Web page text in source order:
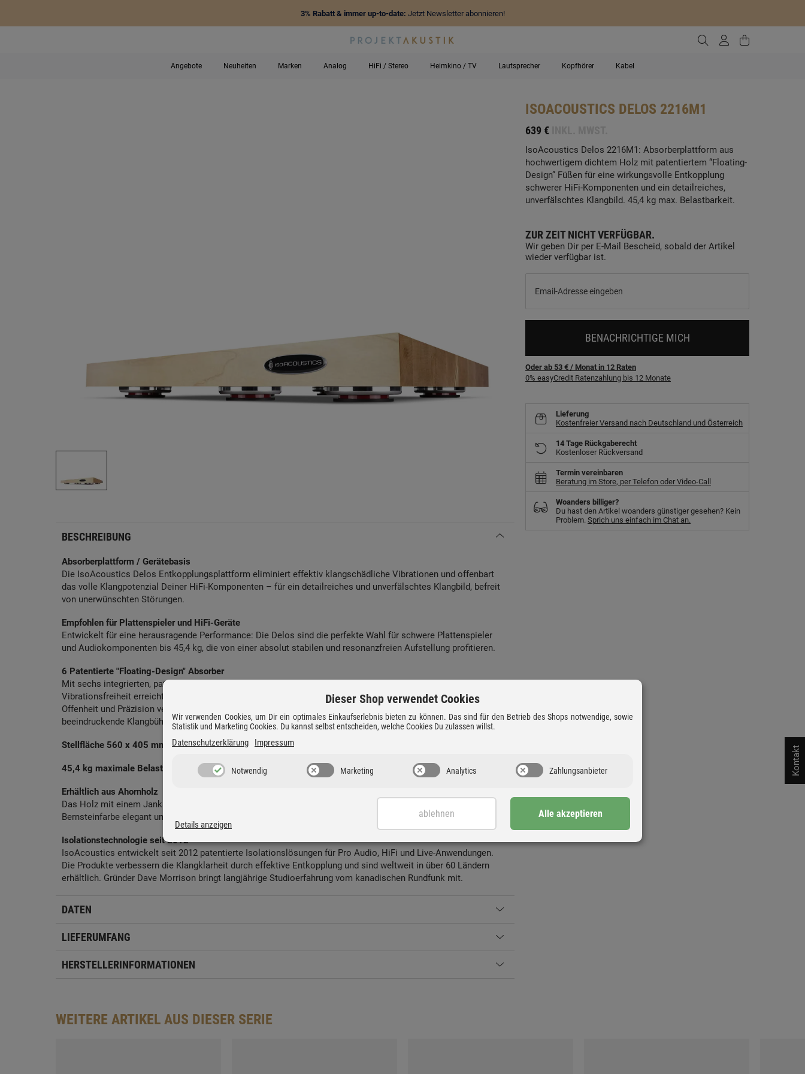
3% Rabatt & immer up-to-date: Jetzt Newsletter abonnieren!
Zur Suche gehen
ZumZum
Angebote Neuheiten Marken Analog HiFi / Stereo Heimkino / TV Lautsprecher Kopfhörer Kabel
BESCHREIBUNG
Absorberplattform / Gerätebasis
Die IsoAcoustics Delos Entkopplungsplattform eliminiert effektiv klangschädliche Vibrationen und offenbart
das volle Klangpotenzial Deiner HiFi-Komponenten – für ein detailreiches und unverfälschtes Klangbild, befreit
von unerwünschten Störungen.
Empfohlen für Plattenspieler und HiFi-Geräte
Entwickelt für eine herausragende Performance: Die Delos sind die perfekte Wahl für schwere Plattenspieler
und Audiokomponenten bis 45,4 kg, die von einer absolut stabilen und resonanzfreien Aufstellung profitieren.
6 Patentierte "Floating-Design" Absorber
Mit sechs integrierten, patentierten IsoAcoustics Absorbern wird ein außergewöhnliches Maß an
Vibrationsfreiheit erreicht. Nur der untere Isolator berührt den Boden, wodurch Vibrationen gezielt abgeleitet und
Offenheit und Präzision verbessert werden. Das Ergebnis? Eine deutlich hörbar bessere Klangreinheit und eine
beeindruckende Klangbühne.
Stellfläche 560 x 405 mm, Höhe 45 mm
45,4 kg maximale Belastbarkeit
Erhältlich aus Ahornholz
Das Holz mit einem Janka-Härtewert von 1450 ist extrem langlebig und integriert sich mit seiner hellen
Bernsteinfarbe elegant und zeitlos in Deinen Wohnraum.
Isolationstechnologie seit 2012
IsoAcoustics entwickelt seit 2012 patentierte Isolationslösungen für Pro Audio, HiFi und Live-Anwendungen.
Die Produkte verbessern die Klangklarheit durch effektive Entkopplung und sind weltweit in über 60 Ländern
erhältlich. Gründer Dave Morrison bringt langjährige Studioerfahrung vom kanadischen Rundfunk mit.
DATEN
LIEFERUMFANG
HERSTELLERINFORMATIONEN
ISOACOUSTICS DELOS 2216M1
639 €
IsoAcoustics Delos 2216M1: Absorberplattform aus
hochwertigem dichtem Holz mit patentiertem “Floating-
Design” Füßen für eine wirkungsvolle Entkopplung
schwerer HiFi-Komponenten und ein detailreiches,
unverfälschtes Klangbild. 45,4 kg max. Belastbarkeit.
ZUR ZEIT NICHT VERFÜGBAR.
Wir geben Dir per E-Mail Bescheid, sobald der Artikel
wieder verfügbar ist.
BENACHRICHTIGE MICH
Oder ab 53 € / Monat in 12 Raten
0% easyCredit Ratenzahlung bis 12 Monate
Lieferung
Kostenfreier Versand nach Deutschland und Österreich
14 Tage Rückgaberecht
Kostenloser Rückversand
Termin vereinbaren
Beratung im Store, per Telefon oder Video-Call
Woanders billiger?
Du hast den Artikel woanders günstiger gesehen? Kein
Problem. Sprich uns einfach im Chat an.
WEITERE ARTIKEL AUS DIESER SERIE
Kontakt
Dieser Shop verwendet Cookies
Wir verwenden Cookies, um Dir ein optimales Einkaufserlebnis bieten zu können. Das sind für den Betrieb des Shops notwendige, sowie
Statistik und Marketing Cookies. Du kannst selbst entscheiden, welche Cookies Du zulassen willst.
Datenschutzerklärung Impressum
Notwendig Marketing Analytics Zahlungsanbieter
Details anzeigen
ablehnen Alle akzeptieren